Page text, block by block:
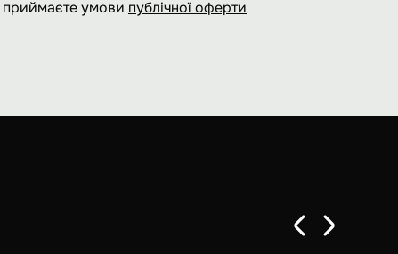
приймаєте умови публічної оферти